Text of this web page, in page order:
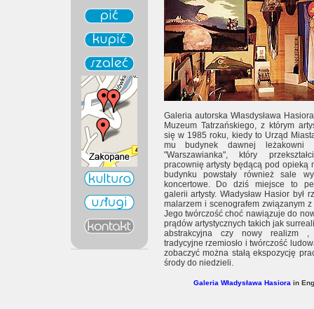
Galeria autorska Własdysława
Muzeum Tatrzańskiego, z którym
się w 1985 roku, kiedy to Urząd
mu budynek dawnej leżakowni
"Warszawianka", który
pracownię artysty będącą pod opieką
budynku powstały również sale
koncertowe. Do dziś miejsce to
galerii artysty. Władysław Hasior był
malarzem i scenografem związanym
Jego twórczość choć nawiązuje do
prądów artystycznych takich jak
abstrakcyjna czy nowy realizm
tradycyjne rzemiosło i twórczość
zobaczyć można stałą ekspozycję
środy do niedzieli.
Galeria Władysława Hasiora in